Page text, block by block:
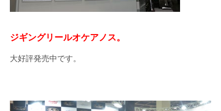
ジギングリールオケアノス。
大好評発売中です。